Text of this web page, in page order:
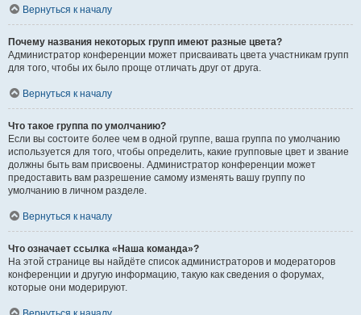
Вернуться к началу
Почему названия некоторых групп имеют разные цвета?
Администратор конференции может присваивать цвета участникам групп
для того, чтобы их было проще отличать друг от друга.
Вернуться к началу
Что такое группа по умолчанию?
Если вы состоите более чем в одной группе, ваша группа по умолчанию
используется для того, чтобы определить, какие групповые цвет и звание
должны быть вам присвоены. Администратор конференции может
предоставить вам разрешение самому изменять вашу группу по
умолчанию в личном разделе.
Вернуться к началу
Что означает ссылка «Наша команда»?
На этой странице вы найдёте список администраторов и модераторов
конференции и другую информацию, такую как сведения о форумах,
которые они модерируют.